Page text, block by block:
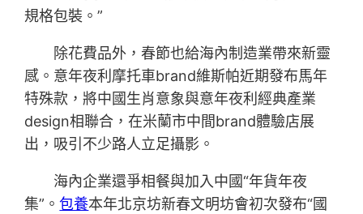
規格包裝。”
除花費品外，春節也給海內制造業帶來新靈
感。意年夜利摩托車brand維斯帕近期發布馬年
特殊款，將中國生肖意象與意年夜利經典產業
design相聯合，在米蘭市中間brand體驗店展
出，吸引不少路人立足攝影。
海內企業還爭相餐與加入中國“年貨年夜
集”。包養本年北京坊新春文明坊會初次發布“國